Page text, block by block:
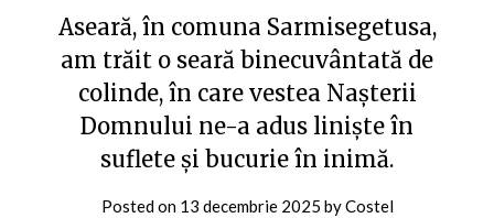
Aseară, în comuna Sarmisegetusa,
am trăit o seară binecuvântată de
colinde, în care vestea Nașterii
Domnului ne-a adus liniște în
suflete și bucurie în inimă.
Posted on 13 decembrie 2025 byCostel